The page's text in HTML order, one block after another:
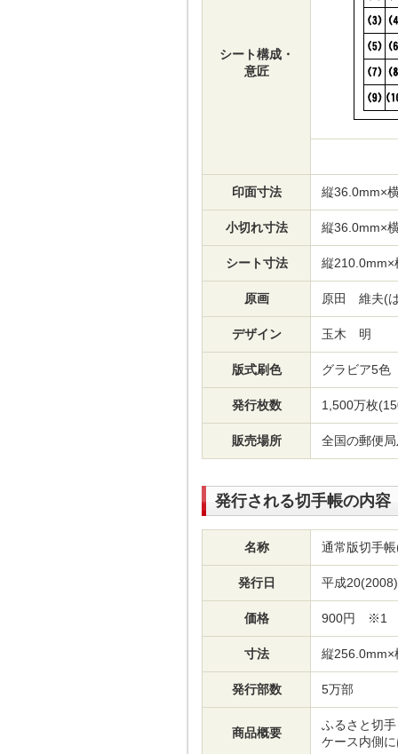
シート構成・
意匠
印面寸法 縦36.0mm×
小切れ寸法 縦36.0mm×
シート寸法 縦210.0mm×
原画 原田 維夫(
デザイン 玉木 明
版式刷色 グラビア5色
発行枚数 1,500万枚
販売場所 全国の郵便
発行される切手帳の内容
名称 通常版切手
発行日 平成
価格 900円 ※1
寸法 縦
発行部数 5万部
商品概要
ふるさと切
ケース内側